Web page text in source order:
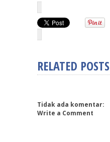
RELATED POSTS
Tidak ada komentar:
Write a Comment